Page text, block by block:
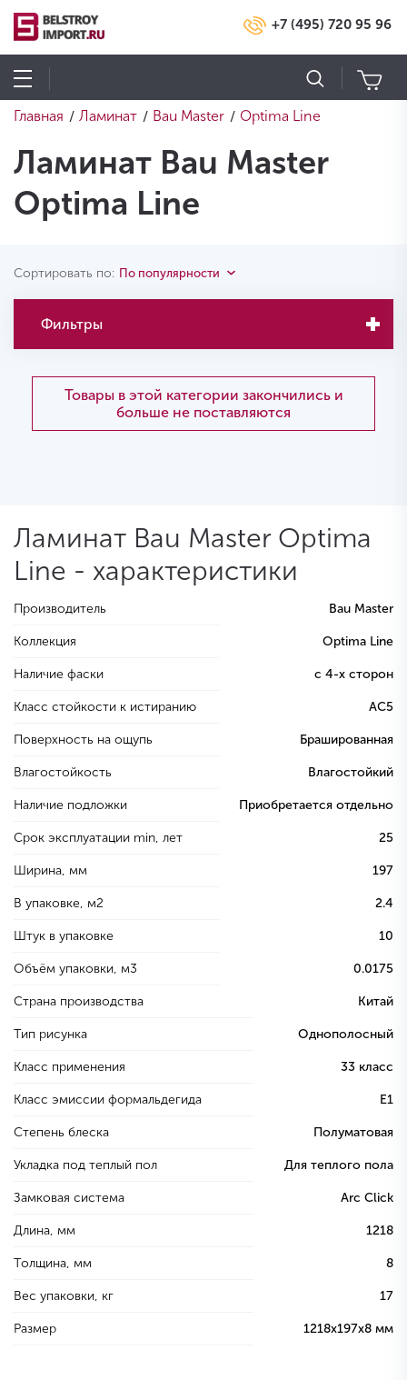
+7 (495) 720 95 96
Главная / Ламинат / Bau Master / Optima Line
Ламинат Bau Master
Optima Line
Сортировать по: По популярности
Фильтры
Товары в этой категории закончились и
больше не поставляются
Ламинат Bau Master Optima
Line - характеристики
Производитель Bau Master
Коллекция Optima Line
Наличие фаски с 4-х сторон
Класс стойкости к истиранию AC5
Поверхность на ощупь Брашированная
Влагостойкость Влагостойкий
Наличие подложки Приобретается отдельно
Срок эксплуатации min, лет 25
Ширина, мм 197
В упаковке, м2 2.4
Штук в упаковке 10
Объём упаковки, м3 0.0175
Страна производства Китай
Тип рисунка Однополосный
Класс применения 33 класс
Класс эмиссии формальдегида E1
Степень блеска Полуматовая
Укладка под теплый пол Для теплого пола
Замковая система Arc Click
Длина, мм 1218
Толщина, мм 8
Вес упаковки, кг 17
Размер 1218х197х8 мм